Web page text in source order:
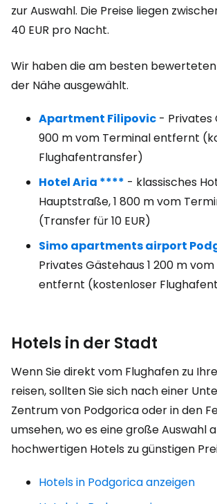
zur Auswahl. Die Preise liegen
40 EUR pro Nacht.
Wir haben die am besten
der Nähe ausgewählt.
Apartment Filipovic - Privates
900 m vom Terminal entfernt
Flughafentransfer)
Hotel Aria **** - klassisches
Hauptstraße, 1 800 m vom
(Transfer für10 EUR)
Simo apartments airport
Privates Gästehaus 1 200 m
entfernt (kostenloser
Hotels in der Stadt
Wenn Sie direkt vom Flughafen zu
reisen, sollten Sie sich nach einer
Zentrum von Podgorica oder in den
umsehen, wo es eine große Auswahl
hochwertigen Hotels zu günstigen
Hotels in Podgorica anzeigen